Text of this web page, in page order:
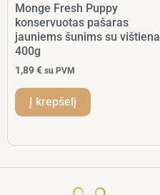
Monge Fresh Puppy
konservuotas pašaras
jauniems šunims su vištiena
400g
1,89€ su PVM
Į krepšelį